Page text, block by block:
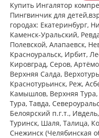
Купить Ингалятор
Пингвинчик для
городах: Екатеринбург,
Каменск-Уральский,
Полевской, Алапаевск,
Красноуральск, Ирбит,
Кировград, Серов,
Верхняя Салда,
Краснотурьинск, Реж,
Камышлов, Верхняя
Тура, Тавда,
Белоярский п.г.т.,
Туринск, Шаля, Талица,
Снежинск (Челябинская